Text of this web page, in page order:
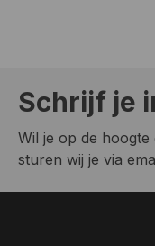
Schrijf je
Wil je op de
sturen wij je via